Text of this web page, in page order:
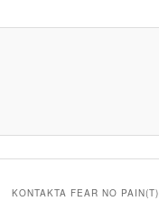
KONTAKTA FEAR NO PAIN(T)